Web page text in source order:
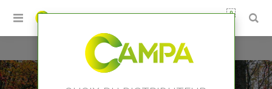
0
Matériels Matériel forestier
Scies circulaires et combinés